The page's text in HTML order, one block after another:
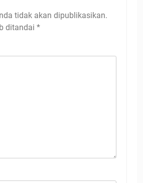
tidak akan dipublikasikan.
ditandai *